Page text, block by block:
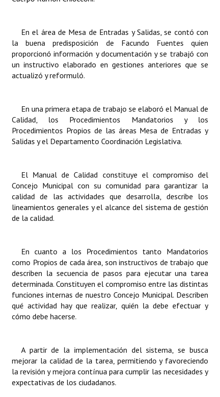
INSTITUCIONAL
Antiguos Pobladores
Noticias Destacadas
Datos Históricos
Premio al Mérito - Registro
Mujeres que Dejaron Huellas - Registro
Periodistas Decanos - Registro
Ciudadano Ilustre - Registro
Huéspedes de Honor - Registro
Antiguos Pobladores - Registro
Reconocimientos - Registro
Bariloche, Municipio intercultural
REFORMA DE LA CARTA ORGÁNICA
En el área de Mesa de Entradas y Salidas, se contó con
la buena predisposición de Facundo Fuentes quien
proporcionó información y documentación y se trabajó con
un instructivo elaborado en gestiones anteriores que se
actualizó y reformuló.
En una primera etapa de trabajo se elaboró el Manual de
Calidad, los Procedimientos Mandatorios y los
Procedimientos Propios de las áreas Mesa de Entradas y
Salidas y el Departamento Coordinación Legislativa.
El Manual de Calidad constituye el compromiso del
Concejo Municipal con su comunidad para garantizar la
calidad de las actividades que desarrolla, describe los
lineamientos generales y el alcance del sistema de gestión
de la calidad.
En cuanto a los Procedimientos tanto Mandatorios
como Propios de cada área, son instructivos de trabajo que
describen la secuencia de pasos para ejecutar una tarea
determinada. Constituyen el compromiso entre las distintas
funciones internas de nuestro Concejo Municipal. Describen
qué actividad hay que realizar, quién la debe efectuar y
cómo debe hacerse.
A partir de la implementación del sistema, se busca
mejorar la calidad de la tarea, permitiendo y favoreciendo
la revisión y mejora contínua para cumplir las necesidades y
expectativas de los ciudadanos.